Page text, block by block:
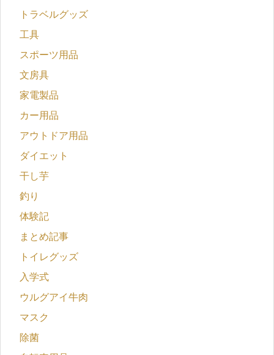
トラベルグッズ
工具
スポーツ用品
文房具
家電製品
カー用品
アウトドア用品
ダイエット
干し芋
釣り
体験記
まとめ記事
トイレグッズ
入学式
ウルグアイ牛肉
マスク
除菌